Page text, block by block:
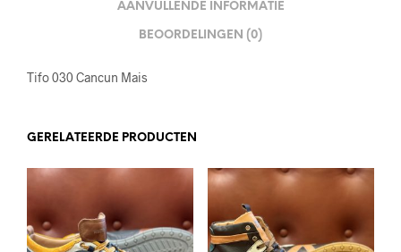
AANVULLENDE INFORMATIE
BEOORDELINGEN (0)
Tifo 030 Cancun Mais
GERELATEERDE PRODUCTEN